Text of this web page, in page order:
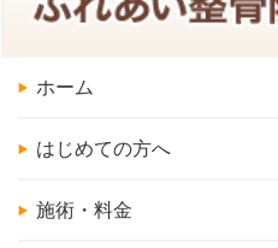
ホーム
はじめての方へ
施術・料金